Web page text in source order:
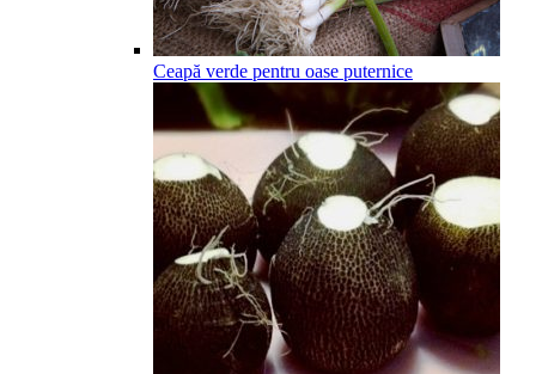
Ceapă verde pentru oase puternice